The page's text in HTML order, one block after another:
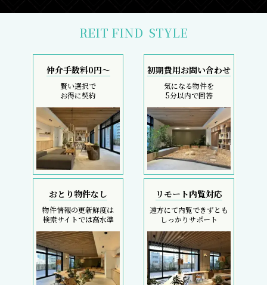
REIT FIND STYLE
仲介手数料0円～
賢い選択で
お得に契約
初期費用お問い合わせ
気になる物件を
5分以内で回答
おとり物件なし
物件情報の更新鮮度は
検索サイトでは高水準
リモート内覧対応
遠方にて内覧できずとも
しっかりサポート